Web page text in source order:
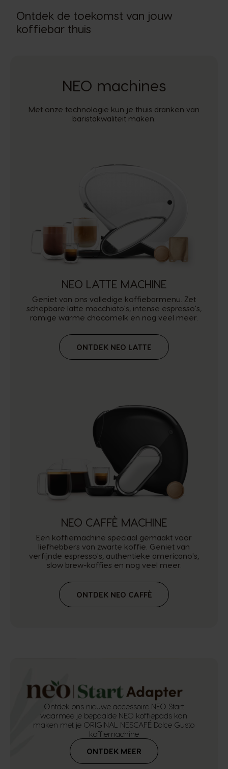
Ontdek de toekomst van jouw
koffiebar thuis
NEO machines
Met onze technologie kun je thuis dranken van
baristakwaliteit maken.
NEO LATTE MACHINE
Geniet van ons volledige koffiebarmenu. Zet
schepbare latte macchiato's, intense espresso's,
romige warme chocomelk en nog veel meer.
ONTDEK NEO LATTE
NEO CAFFÈ MACHINE
Een koffiemachine speciaal gemaakt voor
liefhebbers van zwarte koffie. Geniet van
verfijnde espresso's, authentieke americano's,
slow brew-koffies en nog veel meer.
ONTDEK NEO CAFFÈ
Ontdek ons nieuwe accessoire NEO Start
waarmee je bepaalde NEO koffiepads kan
maken met je ORIGINAL NESCAFÉ Dolce Gusto
koffiemachine
ONTDEK MEER